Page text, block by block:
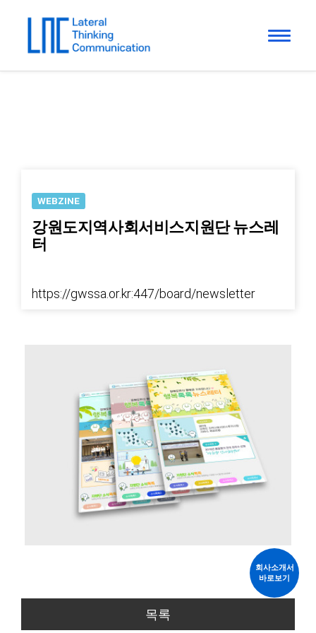
회사소개서
바로보기
WEBZINE
강원도지역사회서비스지원단 뉴스레
터
https://gwssa.or.kr:447/board/newsletter
목록